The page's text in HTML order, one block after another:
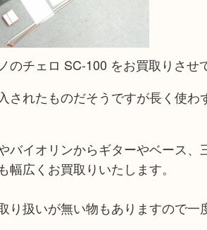
のチェロ SC-100 をお買取りさせ
されたものだそうですが長く使
バイオリンからギターやベース
幅広くお買取りいたします。
り扱いが無い物もありますので一